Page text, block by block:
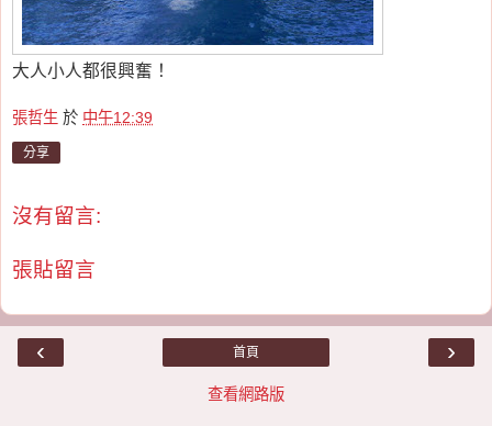
大人小人都很興奮！
張哲生 於 中午12:39
分享
沒有留言:
張貼留言
‹ ›
首頁
查看網路版